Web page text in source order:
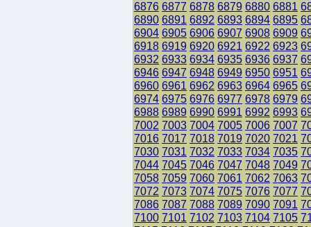
6876 6877 6878 6879 6880 6881
6890 6891 6892 6893 6894 6895
6904 6905 6906 6907 6908 6909
6918 6919 6920 6921 6922 6923
6932 6933 6934 6935 6936 6937
6946 6947 6948 6949 6950 6951
6960 6961 6962 6963 6964 6965
6974 6975 6976 6977 6978 6979
6988 6989 6990 6991 6992 6993
7002 7003 7004 7005 7006 7007
7016 7017 7018 7019 7020 7021
7030 7031 7032 7033 7034 7035
7044 7045 7046 7047 7048 7049
7058 7059 7060 7061 7062 7063
7072 7073 7074 7075 7076 7077
7086 7087 7088 7089 7090 7091
7100 7101 7102 7103 7104 7105